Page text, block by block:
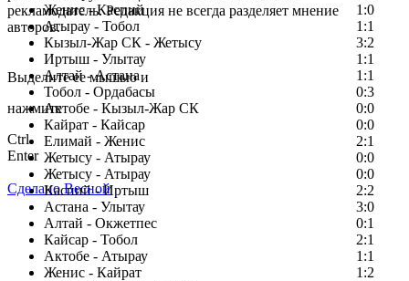
Женис - Каспий
1:0
Атырау - Тобол
1:1
Кызыл-Жар СК - Жетысу
3:2
Иртыш - Улытау
1:1
Алтай - Астана
1:1
Тобол - Ордабасы
0:3
Актобе - Кызыл-Жар СК
0:0
Кайрат - Кайсар
0:0
Елимай - Женис
2:1
Жетысу - Атырау
0:0
Жетысу - Атырау
0:0
Каспий - Иртыш
2:2
Астана - Улытау
3:0
Алтай - Окжетпес
0:1
Кайсар - Тобол
2:1
Актобе - Атырау
1:1
Женис - Кайрат
1:2
рекламодатель. Редакция не всегда разделяет мнение
авторов.
Заметили ошибку в тексте?
Выделите ее мышью и
нажмите
Ctrl
Enter
Сделано Весной